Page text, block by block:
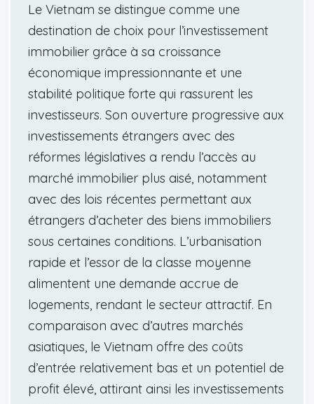
Le Vietnam se distingue comme une
destination de choix pour l’investissement
immobilier grâce à sa croissance
économique impressionnante et une
stabilité politique forte qui rassurent les
investisseurs. Son ouverture progressive aux
investissements étrangers avec des
réformes législatives a rendu l’accès au
marché immobilier plus aisé, notamment
avec des lois récentes permettant aux
étrangers d’acheter des biens immobiliers
sous certaines conditions. L’urbanisation
rapide et l’essor de la classe moyenne
alimentent une demande accrue de
logements, rendant le secteur attractif. En
comparaison avec d’autres marchés
asiatiques, le Vietnam offre des coûts
d’entrée relativement bas et un potentiel de
profit élevé, attirant ainsi les investissements